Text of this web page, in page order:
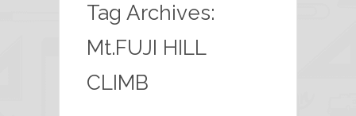
Tag Archives:
Mt.FUJI HILL
CLIMB